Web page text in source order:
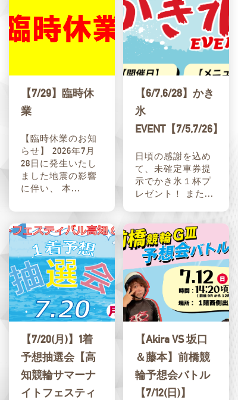
【7/29】臨時休
業
【臨時休業のお知
らせ】 2026年7月
28日に発生いたし
ました地震の影響
に伴い、 本...
【6/7,6/28】かき
氷
EVENT【7/5,7/26】
日頃の感謝を込め
て、未確定車券提
示でかき氷１杯プ
レゼント！ また...
【7/20(月)】1着
予想抽選会【高
知競輪サマーナ
イトフェスティ
【Akira VS 坂口
＆藤本】前橋競
輪予想会バトル
【7/12(日)】